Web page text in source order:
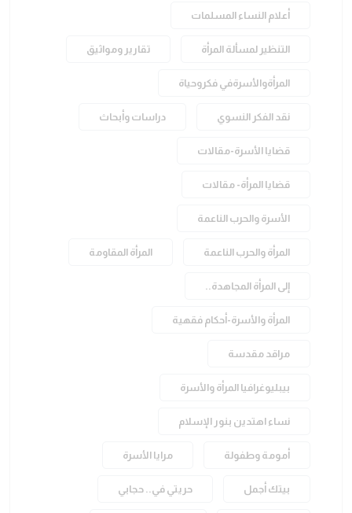
أعلام النساء المسلمات
التنظير لمسألة المرأة تقارير ومواثيق
المرأةوالأسرةفي فكروحياة
نقد الفكر النسوي دراسات وأبحاث
قضايا الأسرة-مقالات
قضايا المرأة- مقالات
الأسرة والحرب الناعمة
المرأة والحرب الناعمة المرأة المقاومة
إلى المرأة المجاهدة..
المرأة والأسرة-أحكام فقهية
مراقد مقدسة
بيبليوغرافيا المرأة والأسرة
نساء اهتدين بنور الإسلام
أمومة وطفولة مرايا الأسرة
بيتك أجمل حريتي في.. حجابي